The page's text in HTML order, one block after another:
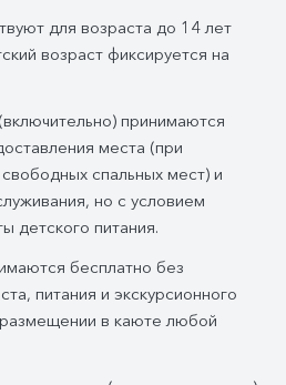
питания, выбор блюд со 2-
мл). На выбор: вино красное /
125 мл) / водка (1
в каюте:
и «Полулюкс»:
— 1 бутылка (0,5 л.) в день;
включительно: 1 бутылка (0,5
размещении, 1 бутылка (1,5 л.)
для возраста до 14 лет
возраст фиксируется на
принимаются
места (при
спальных мест) и
но с условием
детского питания.
бесплатно без
питания и экскурсионного
в каюте любой